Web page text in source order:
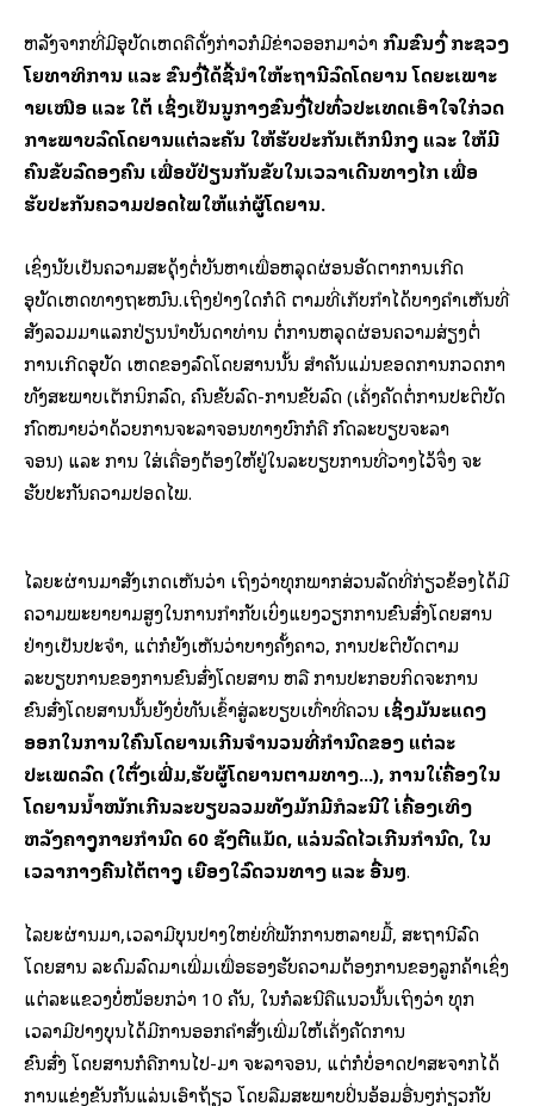
ຫລັງຈາກທີ່ມີອຸບັດເຫດຄືດັ່ງກ່າວກໍມີຂ່າວອອກມາວ່າ ກົມຂົນສົ່ງ ກະຊວງ
ໂຍທາທິການ ແລະ ຂົນສົ່ງໄດ້ຊີ້ນໍາໃຫ້ສະຖານີລົດໂດຍສານ ໂດຍສະເພາະ
ສາຍເໜືອ ແລະ ໃຕ້ ເຊິ່ງເປັນສູນກາງຂົນສົ່ງໄປທົ່ວປະເທດເອົາໃຈໃສ່ກວດ
ກາສະພາບລົດໂດຍສານແຕ່ລະຄັນ ໃຫ້ຮັບປະກັນເຕັກນິກສູງ ແລະ ໃຫ້ມີ
ຄົນຂັບລົດສອງຄົນ ເພື່ອສັບປ່ຽນກັນຂັບໃນເວລາເດີນທາງໄກ ເພື່ອ
ຮັບປະກັນຄວາມປອດໄພໃຫ້ແກ່ຜູ້ໂດຍສານ.
ເຊິ່ງນັບເປັນຄວາມສະດຸ້ງຕໍ່ບັນຫາເພື່ອຫລຸດຜ່ອນອັດຕາການເກີດ
ອຸບັດເຫດທາງຖະໜົນ.ເຖິງຢ່າງໃດກໍດີ ຕາມທີ່ເກັບກໍາໄດ້ບາງຄໍາເຫັນທີ່
ສັງລວມມາແລກປ່ຽນນໍາບັນດາທ່ານ ຕໍ່ການຫລຸດຜ່ອນຄວາມສ່ຽງຕໍ່
ການເກີດອຸບັດ ເຫດຂອງລົດໂດຍສານນັ້ນ ສໍາຄັນແມ່ນຂອດການກວດກາ
ທັງສະພາບເຕັກນິກລົດ, ຄົນຂັບລົດ-ການຂັບລົດ (ເຄັ່ງຄັດຕໍ່ການປະຕິບັດ
ກົດໝາຍວ່າດ້ວຍການຈະລາຈອນທາງບົກກໍຄື ກົດລະບຽບຈະລາ
ຈອນ) ແລະ ການ ໃສ່ເຄື່ອງຕ້ອງໃຫ້ຢູ່ໃນລະບຽບການທີ່ວາງໄວ້ຈຶ່ງ ຈະ
ຮັບປະກັນຄວາມປອດໄພ.
ໄລຍະຜ່ານມາສັງເກດເຫັນວ່າ ເຖິງວ່າທຸກພາກສ່ວນລັດທີ່ກ່ຽວຂ້ອງໄດ້ມີ
ຄວາມພະຍາຍາມສູງໃນການກໍາກັບເບິ່ງແຍງວຽກການຂົນສົ່ງໂດຍສານ
ຢ່າງເປັນປະຈໍາ, ແຕ່ກໍຍັງເຫັນວ່າບາງຄັ້ງຄາວ, ການປະຕິບັດຕາມ
ລະບຽບການຂອງການຂົນສົ່ງໂດຍສານ ຫລື ການປະກອບກິດຈະການ
ຂົນສົ່ງໂດຍສານນັ້ນຍັງບໍ່ທັນເຂົ້າສູ່ລະບຽບເທົ່າທີ່ຄວນ ເຊິ່ງມັນສະແດງ
ອອກໃນການໃສ່ຄົນໂດຍສານເກີນຈໍານວນທີ່ກໍານົດຂອງ ແຕ່ລະ
ປະເພດລົດ (ໃສ່ຕັ່ງເພີ່ມ,ຮັບຜູ້ໂດຍສານຕາມທາງ…), ການໃສ່ເຄື່ອງໃນ
ໂດຍສານນໍ້າໜັກເກີນລະບຽບລວມທັງມັກມີກໍລະນີໃສ່ ເຄື່ອງເທິງ
ຫລັງຄາສູງກາຍກໍານົດ 60 ຊັງຕີແມັດ, ແລ່ນລົດໄວເກີນກໍານົດ, ໃນ
ເວລາກາງຄືນໄຕ້ຕາສູງ ເຍືອງໃສ່ລົດສວນທາງ ແລະ ອື່ນໆ.
ໄລຍະຜ່ານມາ,ເວລາມີບຸນປາງໃຫຍ່ທີ່ພັກການຫລາຍມື້, ສະຖານີລົດ
ໂດຍສານ ລະດົມລົດມາເພີ່ມເພື່ອຮອງຮັບຄວາມຕ້ອງການຂອງລູກຄ້າເຊິ່ງ
ແຕ່ລະແຂວງບໍ່ໜ້ອຍກວ່າ 10 ຄັນ, ໃນກໍລະນີຄືແນວນັ້ນເຖິງວ່າ ທຸກ
ເວລາມີປາງບຸນໄດ້ມີການອອກຄໍາສັ່ງເພີ່ມໃຫ້ເຄັ່ງຄັດການ
ຂົນສົ່ງ ໂດຍສານກໍຄືການໄປ-ມາ ຈະລາຈອນ, ແຕ່ກໍບໍ່ອາດປາສະຈາກໄດ້
ການແຂ່ງຂັນກັນແລ່ນເອົາຖ້ຽວ ໂດຍລືມສະພາບປິ່ນອ້ອມອື່ນໆກ່ຽວກັບ